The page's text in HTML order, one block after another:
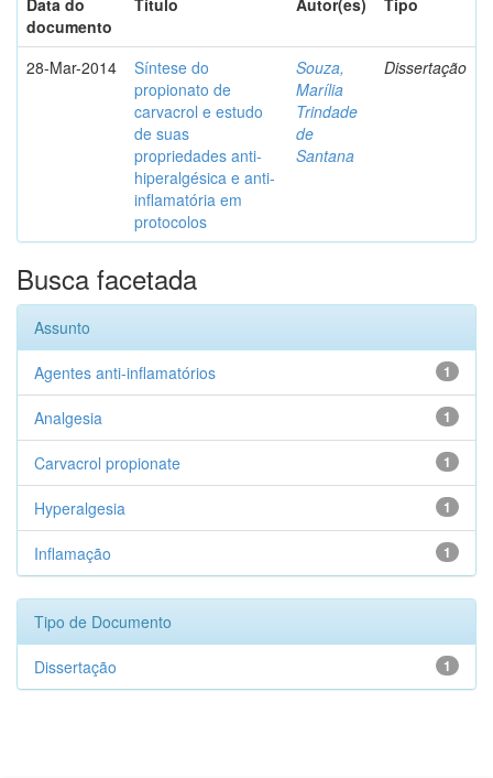
Data do
documento
Título Autor(es) Tipo
28-Mar-2014
Síntese do
propionato de
carvacrol e estudo
de suas
propriedades anti-
hiperalgésica e anti-
inflamatória em
protocolos
Souza,
Marília
Trindade
de
Santana
Dissertação
Busca facetada
Assunto
1
Agentes anti-inflamatórios
1
Analgesia
1
Carvacrol propionate
1
Hyperalgesia
1
Inflamação
Tipo de Documento
1
Dissertação